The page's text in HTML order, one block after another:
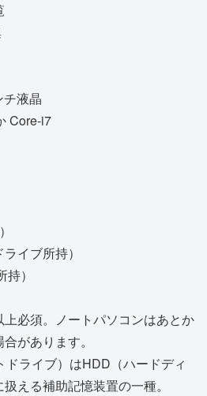
液晶
Core-i7
イブ所持）
）
必須。ノートパソコンはあとか
があります。
ライブ）はHDD（ハードディ
える補助記憶装置の一種。